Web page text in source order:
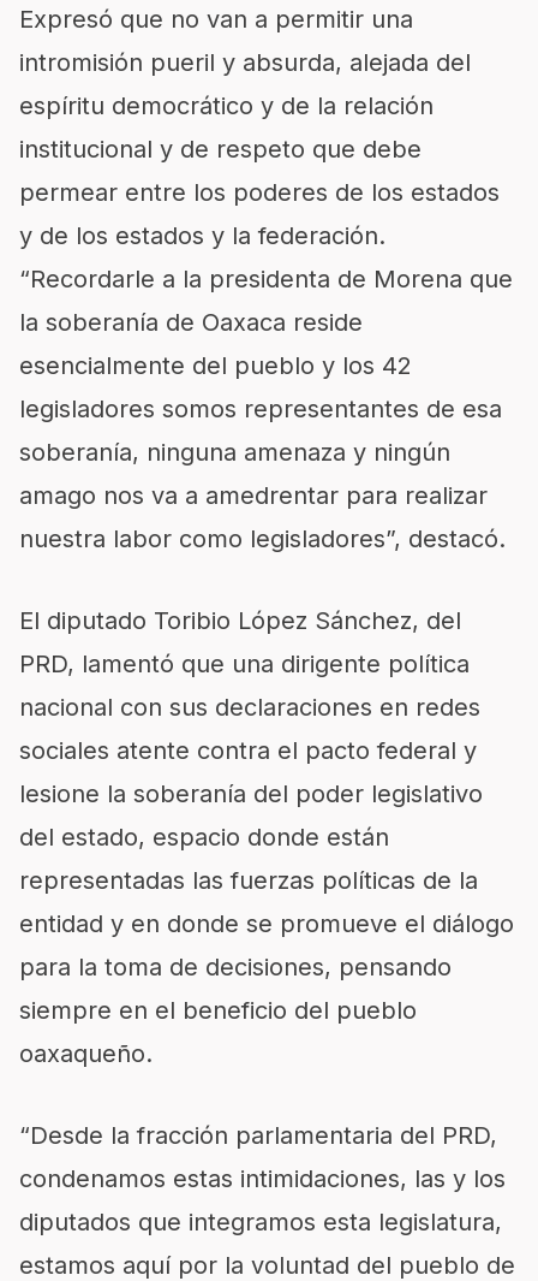
Expresó que no van a permitir una
intromisión pueril y absurda, alejada del
espíritu democrático y de la relación
institucional y de respeto que debe
permear entre los poderes de los estados
y de los estados y la federación.
“Recordarle a la presidenta de Morena que
la soberanía de Oaxaca reside
esencialmente del pueblo y los 42
legisladores somos representantes de esa
soberanía, ninguna amenaza y ningún
amago nos va a amedrentar para realizar
nuestra labor como legisladores”, destacó.
El diputado Toribio López Sánchez, del
PRD, lamentó que una dirigente política
nacional con sus declaraciones en redes
sociales atente contra el pacto federal y
lesione la soberanía del poder legislativo
del estado, espacio donde están
representadas las fuerzas políticas de la
entidad y en donde se promueve el diálogo
para la toma de decisiones, pensando
siempre en el beneficio del pueblo
oaxaqueño.
“Desde la fracción parlamentaria del PRD,
condenamos estas intimidaciones, las y los
diputados que integramos esta legislatura,
estamos aquí por la voluntad del pueblo de